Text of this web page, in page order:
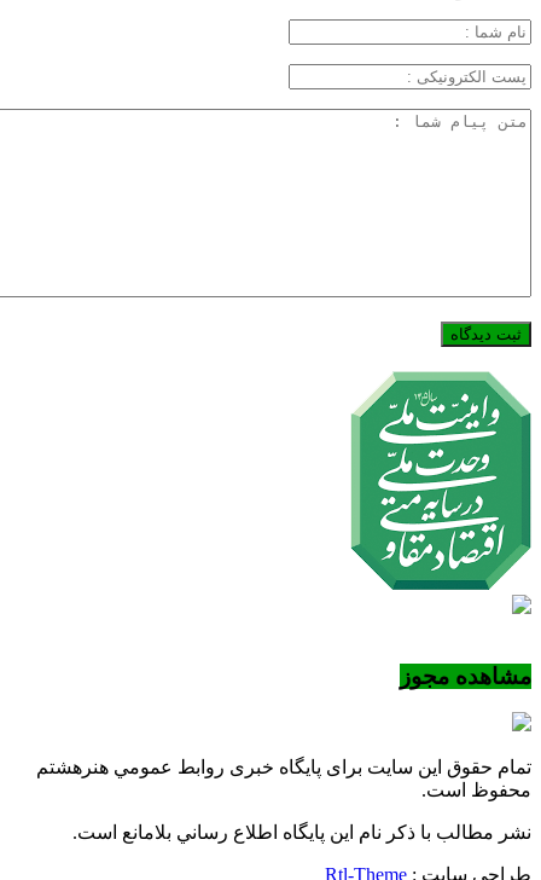
مشاهده مجوز
تمام حقوق این سایت برای پایگاه خبری روابط عمومي هنرهشتم
محفوظ است.
نشر مطالب با ذکر نام اين پايگاه اطلاع رساني بلامانع است.
طراحی سایت : Rtl-Theme